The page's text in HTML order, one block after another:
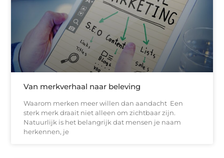
Van merkverhaal naar beleving
Waarom merken meer willen dan aandacht Een
sterk merk draait niet alleen om zichtbaar zijn.
Natuurlijk is het belangrijk dat mensen je naam
herkennen, je